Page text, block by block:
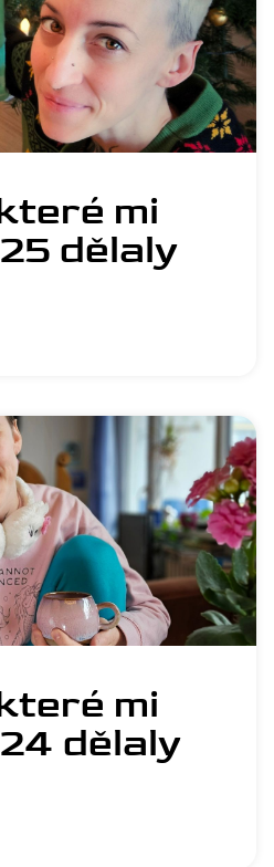
mi
dělaly
mi
dělaly